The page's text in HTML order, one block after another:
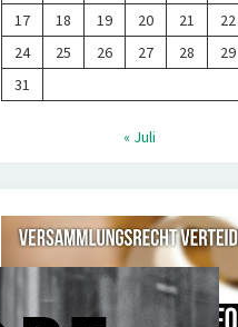
17
18 19 20 21 22
24
25 26 27 28 29
31
« Juli